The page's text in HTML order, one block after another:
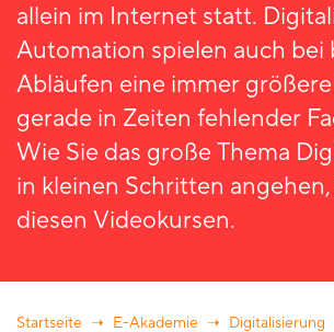
allein im Internet statt.
Automation spielen auch bei
Abläufen eine immer
gerade in Zeiten fehlender
Wie Sie das große Thema
in kleinen Schritten
diesen Videokursen.
Startseite E-Akademie
Digitalisierung